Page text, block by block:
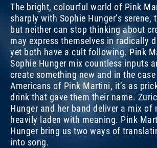
The bright, colourful world of Pink
sharply with Sophie Hunger’s serene,
but neither can stop thinking about
may express themselves in radically
yet both have a cult following. Pink
Sophie Hunger mix countless inputs
create something new and in the
Americans of Pink Martini, it’s as
drink that gave them their name.
Hunger and her band deliver a mix of
heavily laden with meaning. Pink
Hunger bring us two ways of
into song.